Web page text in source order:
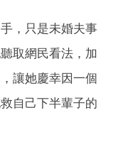
，只是未婚夫事
取網民看法，加
讓她慶幸因一個
自己下半輩子的